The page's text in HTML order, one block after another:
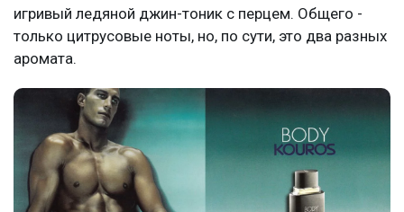
игривый ледяной джин-тоник с перцем. Общего -
только цитрусовые ноты, но, по сути, это два разных
аромата.